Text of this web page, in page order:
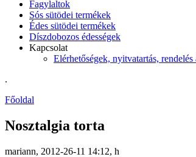
Fagylaltok
Sós sütödei termékek
Édes sütödei termékek
Díszdobozos édességek
Kapcsolat
Elérhetőségek, nyitvatartás,
.
Főoldal
Nosztalgia torta
mariann, 2012-26-11 14:12, h